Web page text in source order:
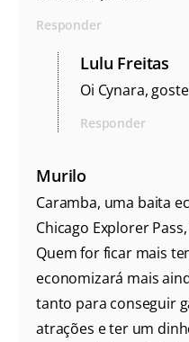
Responder
Lulu Freitas
Oi Cynara,
Responder
Murilo
Caramba, uma baita
Chicago Explorer
Quem for ficar mais
economizará mais
tanto para conseguir
atrações e ter um